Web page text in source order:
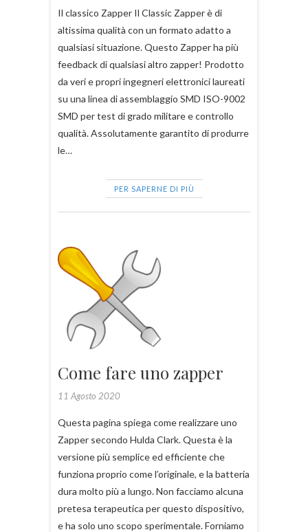
Il classico Zapper Il Classic Zapper è di
altissima qualità con un formato adatto a
qualsiasi situazione. Questo Zapper ha più
feedback di qualsiasi altro zapper! Prodotto
da veri e propri ingegneri elettronici laureati
su una linea di assemblaggio SMD ISO-9002
SMD per test di grado militare e controllo
qualità. Assolutamente garantito di produrre
le…
PER SAPERNE DI PIÙ
Come fare uno zapper
11 Agosto 2020
Questa pagina spiega come realizzare uno
Zapper secondo Hulda Clark. Questa è la
versione più semplice ed efficiente che
funziona proprio come l’originale, e la batteria
dura molto più a lungo. Non facciamo alcuna
pretesa terapeutica per questo dispositivo,
e ha solo uno scopo sperimentale. Forniamo